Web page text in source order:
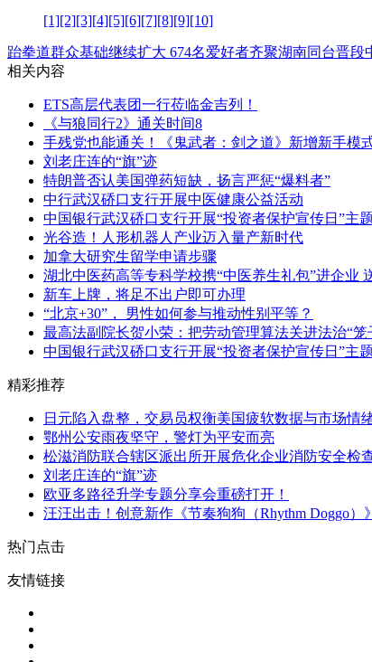
[1][2][3][4][5][6][7][8][9][10]
跆拳道群众基础继续扩大 674名爱好者齐聚湖南同台晋段
相关内容
ETS高层代表团一行莅临金吉列！
《与狼同行2》通关时间8
手残党也能通关！《鬼武者：剑之道》新增新手模
刘老庄连的“旗”迹
特朗普否认美国弹药短缺，扬言严惩“爆料者”
中行武汉硚口支行开展中医健康公益活动
中国银行武汉硚口支行开展“投资者保护宣传日”主
光谷造！人形机器人产业迈入量产新时代
加拿大研究生留学申请步骤
湖北中医药高等专科学校携“中医养生礼包”进企业
新车上牌，将足不出户即可办理
“北京+30”， 男性如何参与推动性别平等？
最高法副院长贺小荣：把劳动管理算法关进法治“笼
中国银行武汉硚口支行开展“投资者保护宣传日”主
精彩推荐
日元陷入盘整，交易员权衡美国疲软数据与市场情
鄂州公安雨夜坚守，警灯为平安而亮
松滋消防联合辖区派出所开展危化企业消防安全检
刘老庄连的“旗”迹
欧亚多路径升学专题分享会重磅打开！
汪汪出击！创意新作《节奏狗狗（Rhythm Doggo）
热门点击
友情链接